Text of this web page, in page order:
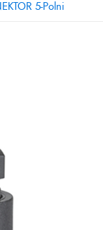
5-Polni